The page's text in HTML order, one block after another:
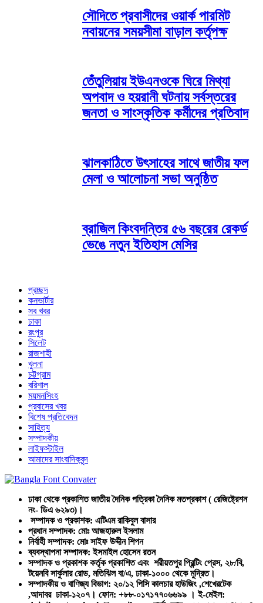
সৌদিতে প্রবাসীদের ওয়ার্ক পারমিট
নবায়নের সময়সীমা বাড়াল কর্তৃপক্ষ
তেঁতুলিয়ায় ইউএনওকে ঘিরে মিথ্যা
অপবাদ ও হয়রানী ঘটনায় সর্বস্তরের
জনতা ও সাংস্কৃতিক কর্মীদের প্রতিবাদ
ঝালকাঠিতে উৎসাহের সাথে জাতীয় ফল
মেলা ও আলোচনা সভা অনুষ্ঠিত
ব্রাজিল কিংবদন্তির ৫৬ বছরের রেকর্ড
ভেঙে নতুন ইতিহাস মেসির
প্রচ্ছদ
কনভার্টার
সব খবর
ঢাকা
রংপুর
সিলেট
রাজশাহী
খুলনা
চট্টগ্রাম
বরিশাল
ময়মনসিংহ
প্রবাসের খবর
বিশেষ প্রতিবেদন
সাহিত্য
সম্পাদকীয়
লাইফস্টাইল
আমাদের সাংবাদিকবৃন্দ
ঢাকা থেকে প্রকাশিত জাতীয় দৈনিক পত্রিকা দৈনিক মতপ্রকাশ ( রেজিষ্ট্রেশন
নং- ডিএ ৬২৯৩)।
সম্পাদক ও প্রকাশক: এটিএম রাকিবুল বাসার
প্রধান সম্পাদক: মোঃ আজহারুল ইসলাম
নির্বাহী সম্পাদক: মোঃ সাইফ উদ্দীন শিপন
ব্যবস্থাপনা সম্পাদক: ইসমাইল হোসেন রতন
সম্পাদক ও প্রকাশক কর্তৃক প্রকাশিত এবং শরীয়তপুর প্রিন্টিং প্রেস, ২৮/বি,
টয়েনবি সার্কুলার রোড, মতিঝিল বা/এ, ঢাকা-১০০০ থেকে মুদ্রিত।
সম্পাদকীয় ও বাণিজ্য বিভাগ: ২০/১২ পিসি কালচার হাউজিং ,শেখেরটেক
,আদাবর ঢাকা-১২০৭। ফোন: +৮৮-০১৭১৭৭০৬৬৯৯ । ই-মেইল: